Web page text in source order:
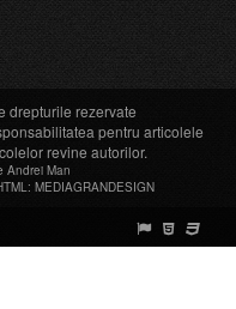
drepturile rezervate
pentru articolele
revine autorilor.
Andrei Man
: MEDIAGRANDESIGN